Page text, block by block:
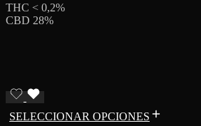
THC < 0,2%
CBD 28%
SELECCIONAR OPCIONES